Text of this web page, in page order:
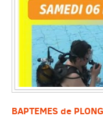
BAPTEMES de